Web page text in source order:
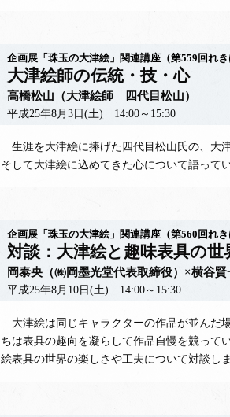
企画展「珠玉の大津絵」関連講座（第559回れき
大津絵師の伝統・技・心
高橋松山（大津絵師 四代目松山）
平成25年8月3日(土) 14:00～15:30
生涯を大津絵に捧げた四代目松山氏の、大
そして大津絵に込めてきた心について語って
企画展「珠玉の大津絵」関連講座（第560回れき
対談：大津絵と趣味表具の世
岡泰央（㈱岡墨光堂代表取締役）×横谷賢
平成25年8月10日(土) 14:00～15:30
大津絵は同じキャラクターの作品が並んだ
ちは表具の趣向を凝らして作品自慢を競って
絵表具の世界の楽しさや工夫について対談しま